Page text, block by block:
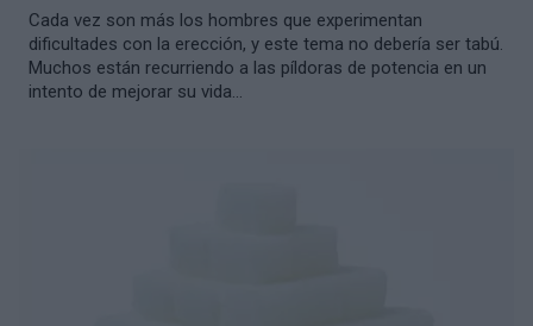
Cada vez son más los hombres que experimentan
dificultades con la erección, y este tema no debería ser tabú.
Muchos están recurriendo a las píldoras de potencia en un
intento de mejorar su vida...